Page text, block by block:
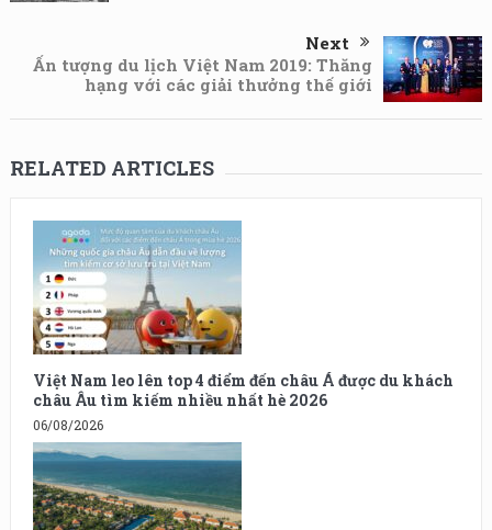
Next
Ấn tượng du lịch Việt Nam 2019: Thăng
hạng với các giải thưởng thế giới
RELATED ARTICLES
Việt Nam leo lên top 4 điểm đến châu Á được du khách
châu Âu tìm kiếm nhiều nhất hè 2026
06/08/2026